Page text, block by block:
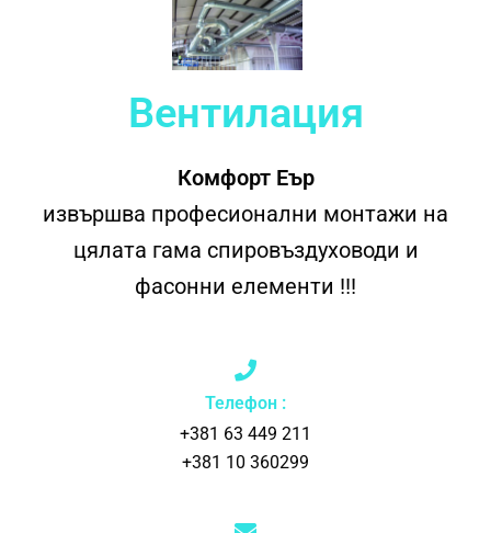
Вентилация
Комфорт Еър
извършва професионални монтажи на
цялата гама спировъздуховоди и
фасонни елементи !!!
Телефон :
+381 63 449 211
+381 10 360299